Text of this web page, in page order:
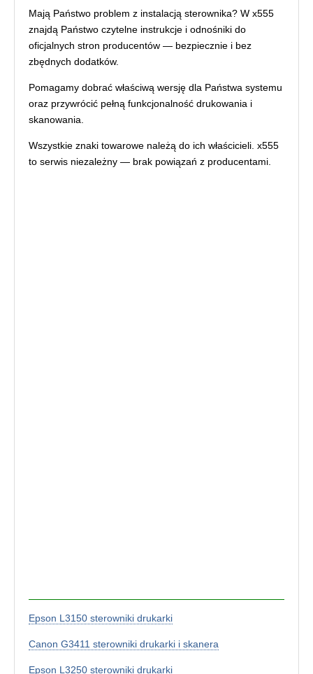
Mają Państwo problem z instalacją sterownika? W x555
znajdą Państwo czytelne instrukcje i odnośniki do
oficjalnych stron producentów — bezpiecznie i bez
zbędnych dodatków.
Pomagamy dobrać właściwą wersję dla Państwa systemu
oraz przywrócić pełną funkcjonalność drukowania i
skanowania.
Wszystkie znaki towarowe należą do ich właścicieli. x555
to serwis niezależny — brak powiązań z producentami.
Epson L3150 sterowniki drukarki
Canon G3411 sterowniki drukarki i skanera
Epson L3250 sterowniki drukarki